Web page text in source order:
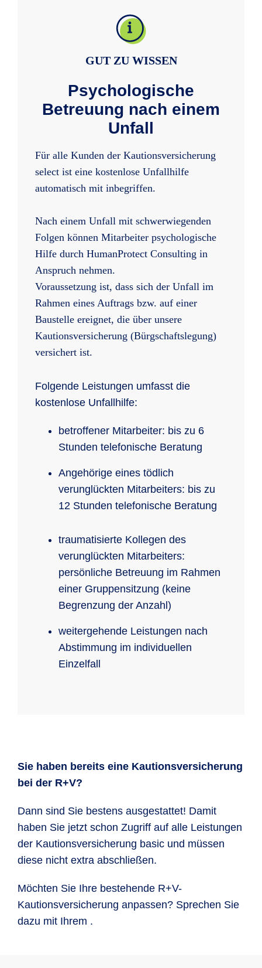
GUT ZU WISSEN
Psychologische
Betreuung nach einem
Unfall
Für alle Kunden der Kautionsversicherung
select ist eine kostenlose Unfallhilfe
automatisch mit inbegriffen.
Nach einem Unfall mit schwerwiegenden
Folgen können Mitarbeiter psychologische
Hilfe durch HumanProtect Consulting in
Anspruch nehmen.
Voraussetzung ist, dass sich der Unfall im
Rahmen eines Auftrags bzw. auf einer
Baustelle ereignet, die über unsere
Kautionsversicherung (Bürgschaftslegung)
versichert ist.
Folgende Leistungen umfasst die
kostenlose Unfallhilfe:
betroffener Mitarbeiter: bis zu 6
Stunden telefonische Beratung
Angehörige eines tödlich
verunglückten Mitarbeiters: bis zu
12 Stunden telefonische Beratung
traumatisierte Kollegen des
verunglückten Mitarbeiters:
persönliche Betreuung im Rahmen
einer Gruppensitzung (keine
Begrenzung der Anzahl)
weitergehende Leistungen nach
Abstimmung im individuellen
Einzelfall
Sie haben bereits eine Kautionsversicherung
bei der R+V?
Dann sind Sie bestens ausgestattet! Damit
haben Sie jetzt schon Zugriff auf alle Leistungen
der Kautionsversicherung basic und müssen
diese nicht extra abschließen.
Möchten Sie Ihre bestehende R+V-
Kautionsversicherung anpassen? Sprechen Sie
dazu mit Ihrem .